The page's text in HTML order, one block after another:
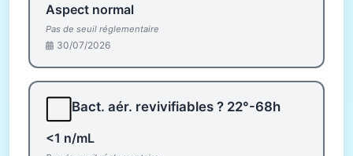
Aspect normal
Pas de seuil réglementaire
30/07/2026
Bact. aér. revivifiables ? 22°-68h
<1 n/mL